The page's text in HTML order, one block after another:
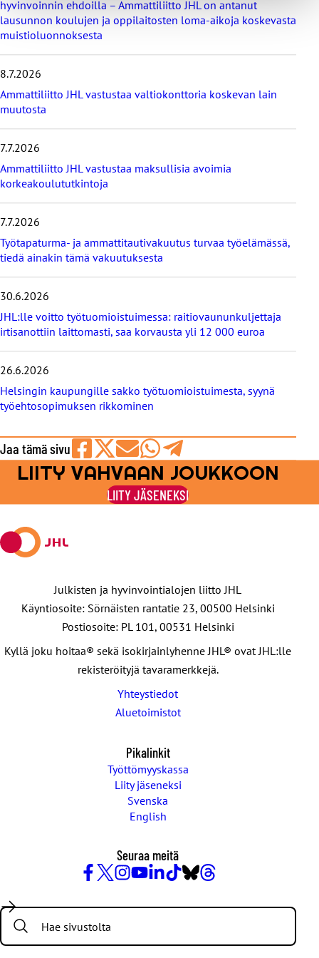
v
i
i
i
s
i
ä
t
u
u
t
i
e
t
hyvinvoinnin ehdoilla – Ammattiliitto JHL on antanut
lausunnon koulujen ja oppilaitosten loma-aikoja koskevasta
muistioluonnoksesta
8.7.2026
Ammattiliitto JHL vastustaa valtiokonttoria koskevan lain
muutosta
7.7.2026
Ammattiliitto JHL vastustaa maksullisia avoimia
korkeakoulututkintoja
7.7.2026
Työtapaturma- ja ammattitautivakuutus turvaa työelämässä,
tiedä ainakin tämä vakuutuksesta
30.6.2026
JHL:lle voitto työtuomioistuimessa: raitiovaununkuljettaja
irtisanottiin laittomasti, saa korvausta yli 12 000 euroa
26.6.2026
Helsingin kaupungille sakko työtuomioistuimesta, syynä
työehtosopimuksen rikkominen
Jaa tämä sivu
Jaa
Facebookissa
Jaa
viestipalvelu
X:ssä
Jaa
sähköpostilla
Jaa
WhatsAppilla
Jaa
Telegramilla
LIITY VAHVAAN JOUKKOON
LIITY JÄSENEKSI
Julkisten ja hyvinvointialojen liitto JHL
Käyntiosoite: Sörnäisten rantatie 23, 00500 Helsinki
Postiosoite: PL 101, 00531 Helsinki
Kyllä joku hoitaa® sekä isokirjainlyhenne JHL® ovat JHL:lle
rekisteröityjä tavaramerkkejä.
Yhteystiedot
Aluetoimistot
Pikalinkit
Työttömyyskassa
Liity jäseneksi
Svenska
English
Seuraa meitä
/
Twitter
Search: